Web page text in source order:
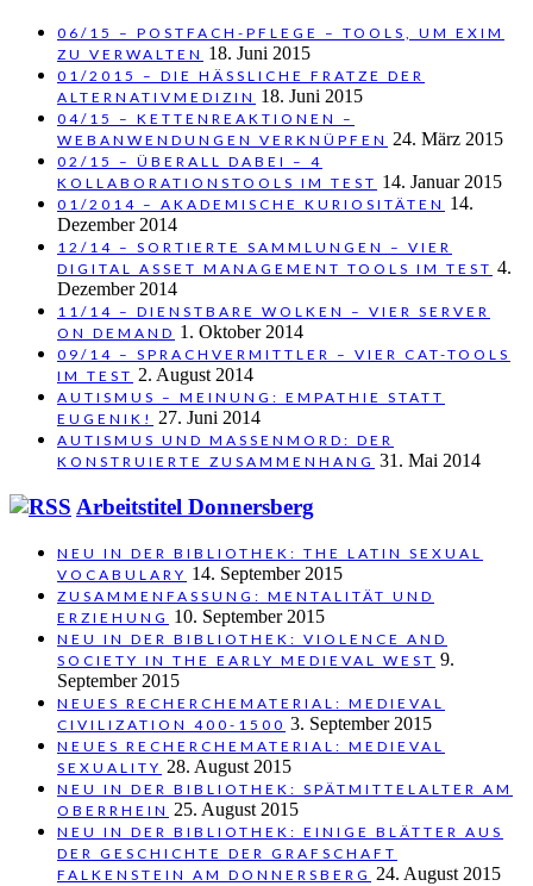
06/15 – POSTFACH-PFLEGE – TOOLS, UM EXIM
ZU VERWALTEN 18. Juni 2015
01/2015 – DIE HÄSSLICHE FRATZE DER
ALTERNATIVMEDIZIN 18. Juni 2015
04/15 – KETTENREAKTIONEN –
WEBANWENDUNGEN VERKNÜPFEN 24. März 2015
02/15 – ÜBERALL DABEI – 4
KOLLABORATIONSTOOLS IM TEST 14. Januar 2015
01/2014 – AKADEMISCHE KURIOSITÄTEN 14.
Dezember 2014
12/14 – SORTIERTE SAMMLUNGEN – VIER
DIGITAL ASSET MANAGEMENT TOOLS IM TEST 4.
Dezember 2014
11/14 – DIENSTBARE WOLKEN – VIER SERVER
ON DEMAND 1. Oktober 2014
09/14 – SPRACHVERMITTLER – VIER CAT-TOOLS
IM TEST 2. August 2014
AUTISMUS – MEINUNG: EMPATHIE STATT
EUGENIK!
27. Juni 2014
AUTISMUS UND MASSENMORD: DER
KONSTRUIERTE ZUSAMMENHANG 31. Mai 2014
Arbeitstitel Donnersberg
NEU IN DER BIBLIOTHEK: THE LATIN SEXUAL
VOCABULARY 14. September 2015
ZUSAMMENFASSUNG: MENTALITÄT UND
ERZIEHUNG 10. September 2015
NEU IN DER BIBLIOTHEK: VIOLENCE AND
SOCIETY IN THE EARLY MEDIEVAL WEST 9.
September 2015
NEUES RECHERCHEMATERIAL: MEDIEVAL
CIVILIZATION 400-1500 3. September 2015
NEUES RECHERCHEMATERIAL: MEDIEVAL
SEXUALITY 28. August 2015
NEU IN DER BIBLIOTHEK: SPÄTMITTELALTER AM
OBERRHEIN 25. August 2015
NEU IN DER BIBLIOTHEK: EINIGE BLÄTTER AUS
DER GESCHICHTE DER GRAFSCHAFT
FALKENSTEIN AM DONNERSBERG 24. August 2015